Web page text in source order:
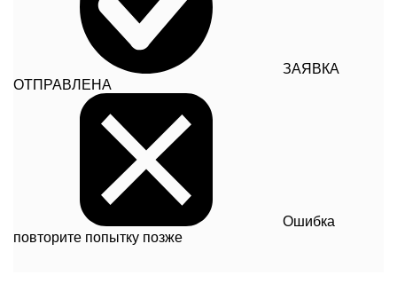
ЗАЯВКА
ОТПРАВЛЕНА
Ошибка
повторите попытку позже